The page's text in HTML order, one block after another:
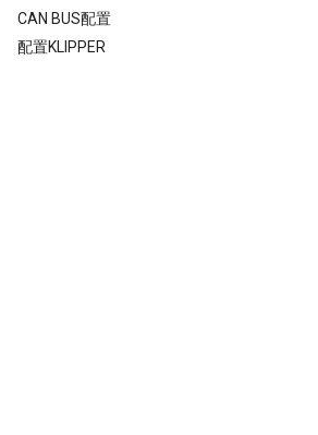
CAN BUS配置
配置KLIPPER